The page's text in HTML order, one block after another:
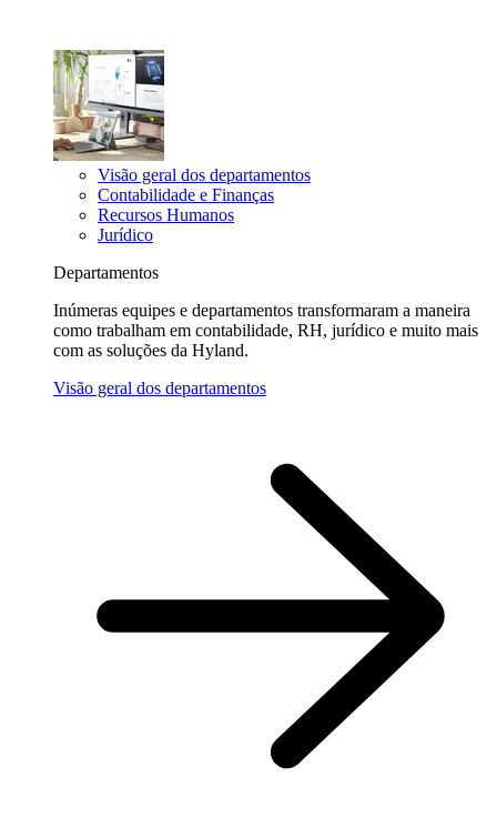
Visão geral dos departamentos
Contabilidade e Finanças
Recursos Humanos
Jurídico
Departamentos
Inúmeras equipes e departamentos transformaram a maneira
como trabalham em contabilidade, RH, jurídico e muito mais
com as soluções da Hyland.
Visão geral dos departamentos